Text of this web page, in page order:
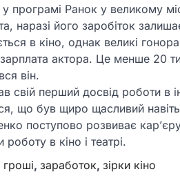
програмі Ранок у великому
наразі його заробіток
в кіно, однак великі
актора. Це менше 20
він.
свій перший досвід роботи в
що був щиро щасливий
поступово розвиває
в кіно і театрі.
гроші, заработок, зірки кіно